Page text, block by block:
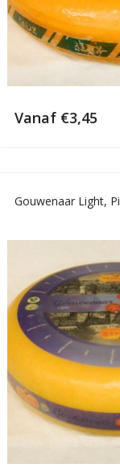
Vanaf €3,45
Gouwenaar Light,